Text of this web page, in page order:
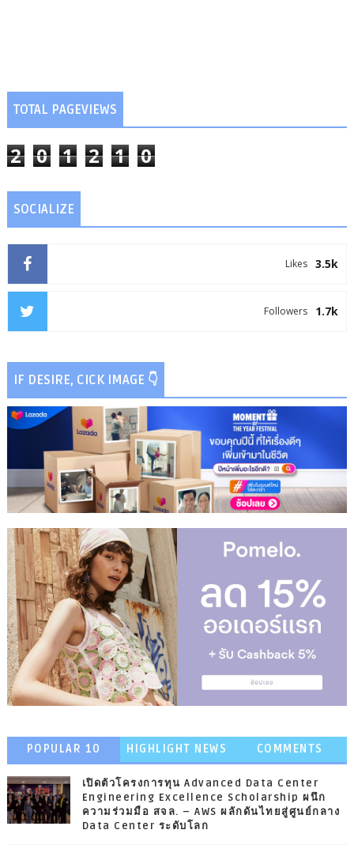
TOTAL PAGEVIEWS
2 0 1 2 1 0
SOCIALIZE
3.5k
Likes
1.7k
Followers
IF DESIRE, CICK IMAGE 👇
POPULAR 10 HIGHLIGHT NEWS COMMENTS
เปิดตัวโครงการทุน Advanced Data Center
Engineering Excellence Scholarship ผนึก
ความร่วมมือ สจล. – AWS ผลักดันไทยสู่ศูนย์กลาง
Data Center ระดับโลก